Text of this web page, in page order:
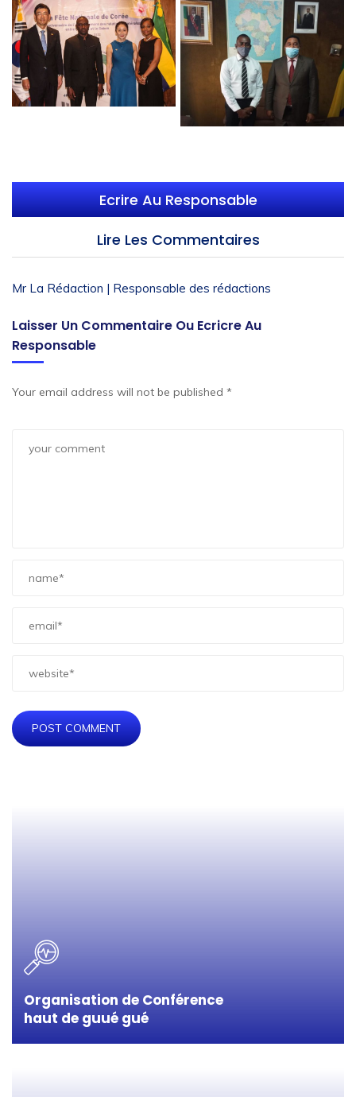
Ecrire Au Responsable
Lire Les Commentaires
Mr La Rédaction | Responsable des rédactions
Laisser Un Commentaire Ou Ecricre Au
Responsable
Your email address will not be published *
POST COMMENT
Organisation de Conférence
haut de guué gué